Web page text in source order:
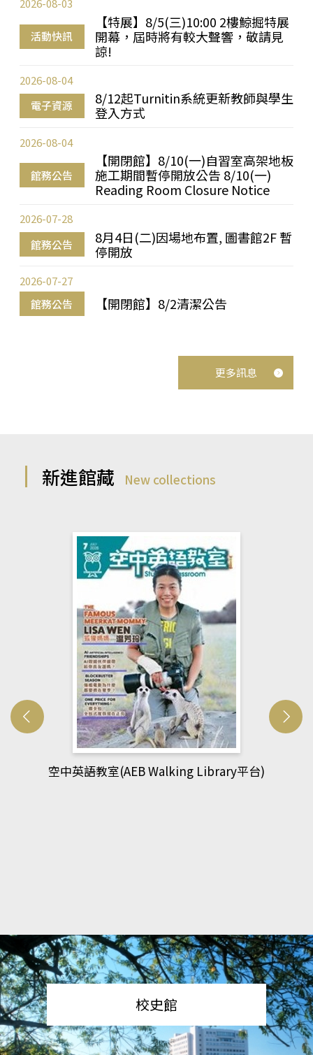
活動快訊
【特展】8/5(三)10:00 2樓鯨掘特展
開幕，屆時將有較大聲響，敬請見
諒!
2026-08-03
電子資源
8/12起Turnitin系統更新教師與學生
登入方式
2026-08-04
館務公告
【開閉館】8/10(一)自習室高架地板
施工期間暫停開放公告 8/10(一)
Reading Room Closure Notice
2026-08-04
館務公告
8月4日(二)因場地布置, 圖書館2F 暫
停開放
2026-07-28
館務公告 【開閉館】8/2清潔公告
2026-07-27
更多訊息
新進館藏 New collections
網管人(kono平台)
校史館